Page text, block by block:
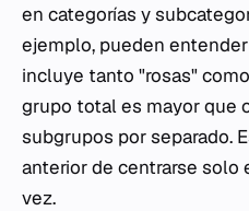
en categorías y
ejemplo, pueden
incluye tanto "rosas"
grupo total es mayor que
subgrupos por separado.
anterior de centrarse solo
vez.